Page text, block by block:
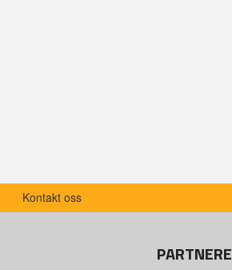
Kontakt oss
PARTNERE